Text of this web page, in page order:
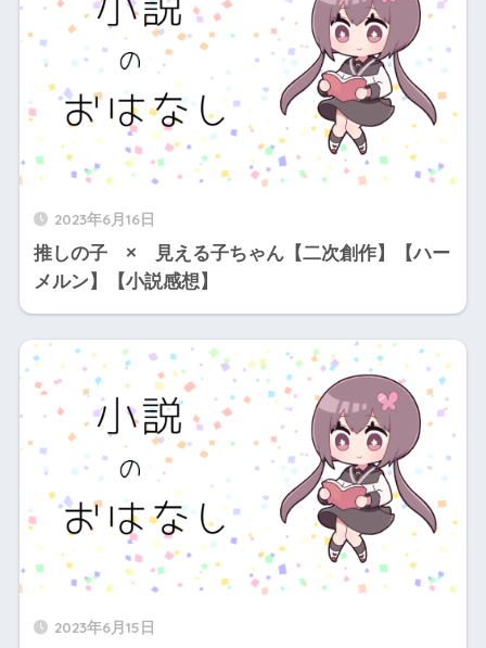
2023年6月16日
推しの子 × 見える子ちゃん【二次創作】【ハー
メルン】【小説感想】
2023年6月15日